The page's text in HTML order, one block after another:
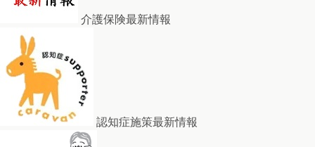
介護保険最新情報
認知症施策最新情報